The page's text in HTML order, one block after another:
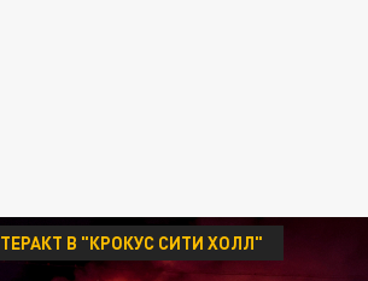
ТЕРАКТ В "КРОКУС СИТИ ХОЛЛ"